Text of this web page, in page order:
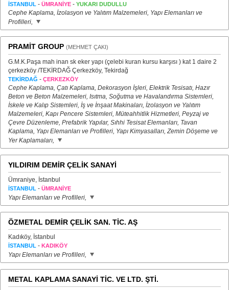
İSTANBUL - ÜMRANİYE - YUKARI DUDULLU
Cephe Kaplama, İzolasyon ve Yalıtım Malzemeleri, Yapı Elemanları ve
Profilleri,
PRAMİT GROUP (MEHMET ÇAKI)
G.M.K.Paşa mah inan sk eker yapı (çelebi kuran kursu karşısı ) kat 1 daire 2
çerkezköy /TEKİRDAĞ Çerkezköy, Tekirdağ
TEKİRDAĞ - ÇERKEZKÖY
Cephe Kaplama, Çatı Kaplama, Dekorasyon İşleri, Elektrik Tesisatı, Hazır
Beton ve Beton Malzemeleri, Isıtma, Soğutma ve Havalandırma Sistemleri,
İskele ve Kalıp Sistemleri, İş ve İnşaat Makinaları, İzolasyon ve Yalıtım
Malzemeleri, Kapı Pencere Sistemleri, Müteahhitlik Hizmetleri, Peyzaj ve
Çevre Düzenleme, Prefabrik Yapılar, Sıhhi Tesisat Elemanları, Tavan
Kaplama, Yapı Elemanları ve Profilleri, Yapı Kimyasalları, Zemin Döşeme ve
Yer Kaplamaları,
YILDIRIM DEMİR ÇELİK SANAYİ
Ümraniye, İstanbul
İSTANBUL - ÜMRANİYE
Yapı Elemanları ve Profilleri,
ÖZMETAL DEMİR ÇELİK SAN. TİC. AŞ
Kadıköy, İstanbul
İSTANBUL - KADIKÖY
Yapı Elemanları ve Profilleri,
METAL KAPLAMA SANAYİ TİC. VE LTD. ŞTİ.